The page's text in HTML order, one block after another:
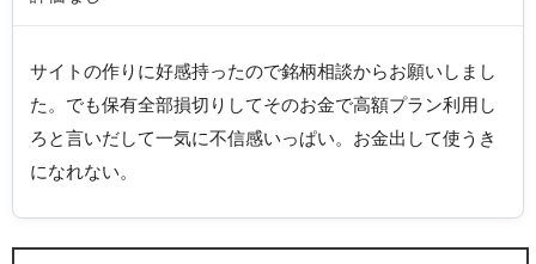
サイトの作りに好感持ったので銘柄相談からお願いしまし
た。でも保有全部損切りしてそのお金で高額プラン利用し
ろと言いだして一気に不信感いっぱい。お金出して使うき
になれない。